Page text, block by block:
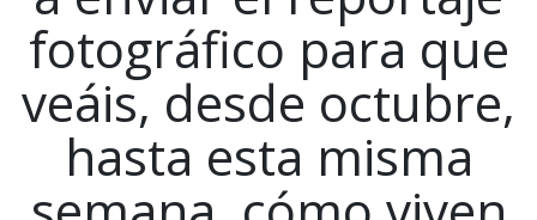
fotográfico para que
veáis, desde octubre,
hasta esta misma